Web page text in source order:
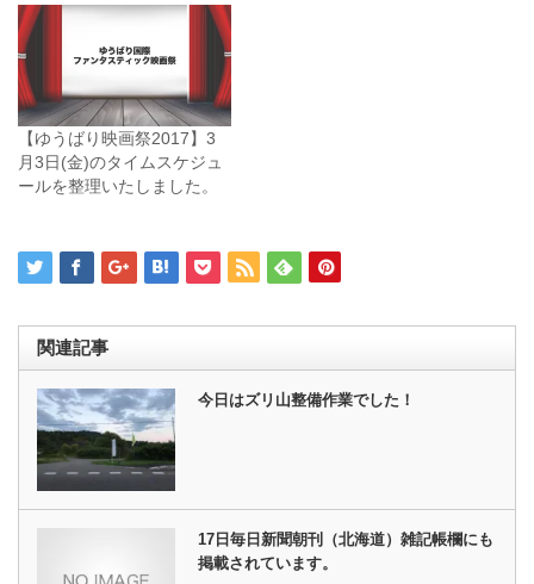
【ゆうばり映画祭2017】3
月3日(金)のタイムスケジュ
ールを整理いたしました。
関連記事
今日はズリ山整備作業でした！
17日毎日新聞朝刊（北海道）雑記帳欄にも
掲載されています。